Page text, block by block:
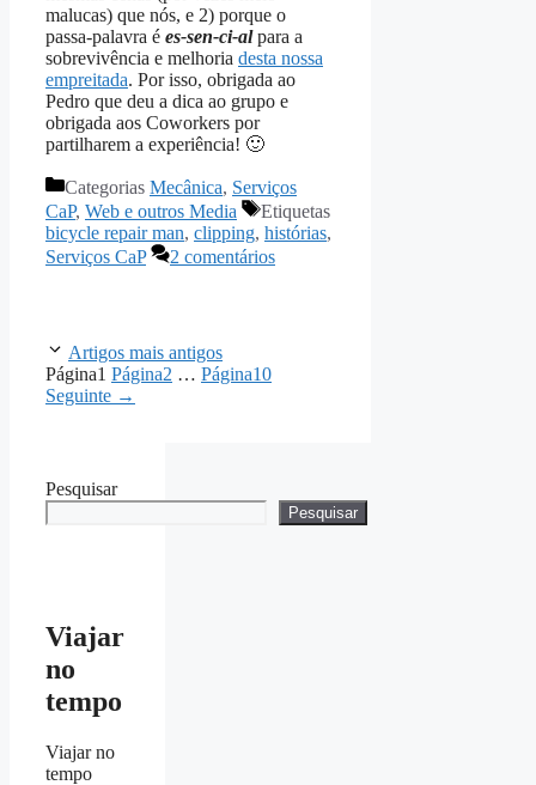
malucas) que nós, e 2) porque o
passa-palavra é es-sen-ci-alpara a
sobrevivência e melhoria desta nossa
empreitada. Por isso, obrigada ao
Pedro que deu a dica ao grupo e
obrigada aos Coworkers por
partilharem a experiência! 🙂
Categorias Mecânica, Serviços
CaP, Web e outros Media
Etiquetas
bicycle repair man, clipping, histórias,
Serviços CaP
2 comentários
Artigos mais antigos
Página1 Página2 … Página10
Seguinte →
Pesquisar
Pesquisar
Viajar
no
tempo
Viajar no
tempo